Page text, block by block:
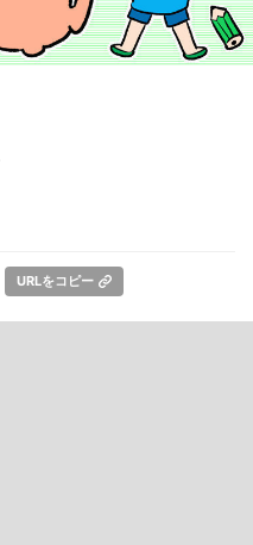
URLをコピー